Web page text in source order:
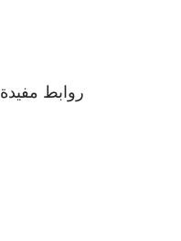
روابط مفيدة